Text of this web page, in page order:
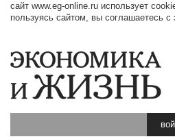
сайт www.eg-online.ru использует
пользуясь сайтом, вы соглашаетесь с